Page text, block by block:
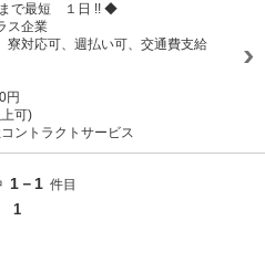
で最短 １日 !! ◆
ス企業
寮対応可、週払い可、交通費支給
円
可)
ントラクトサービス
1－1 件目
1